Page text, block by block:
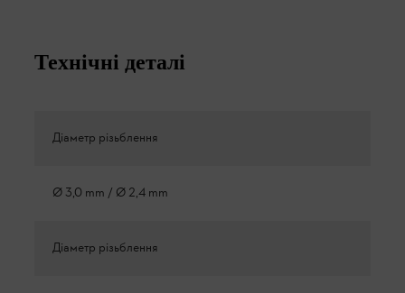
Технічні деталі
Діаметр різьблення
Ø 3,0 mm / Ø 2,4 mm
Діаметр різьблення